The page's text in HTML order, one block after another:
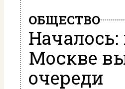
ОБЩЕСТВО
Москве
очереди